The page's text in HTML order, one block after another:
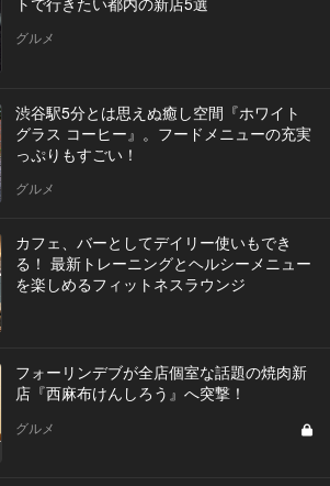
グルメ
渋谷駅5分とは思えぬ癒し空間『ホワイト
グラス コーヒー』。フードメニューの充実
っぷりもすごい！
グルメ
カフェ、バーとしてデイリー使いもでき
る！ 最新トレーニングとヘルシーメニュー
を楽しめるフィットネスラウンジ
フォーリンデブが全店個室な話題の焼肉新
店『西麻布けんしろう』へ突撃！
グルメ